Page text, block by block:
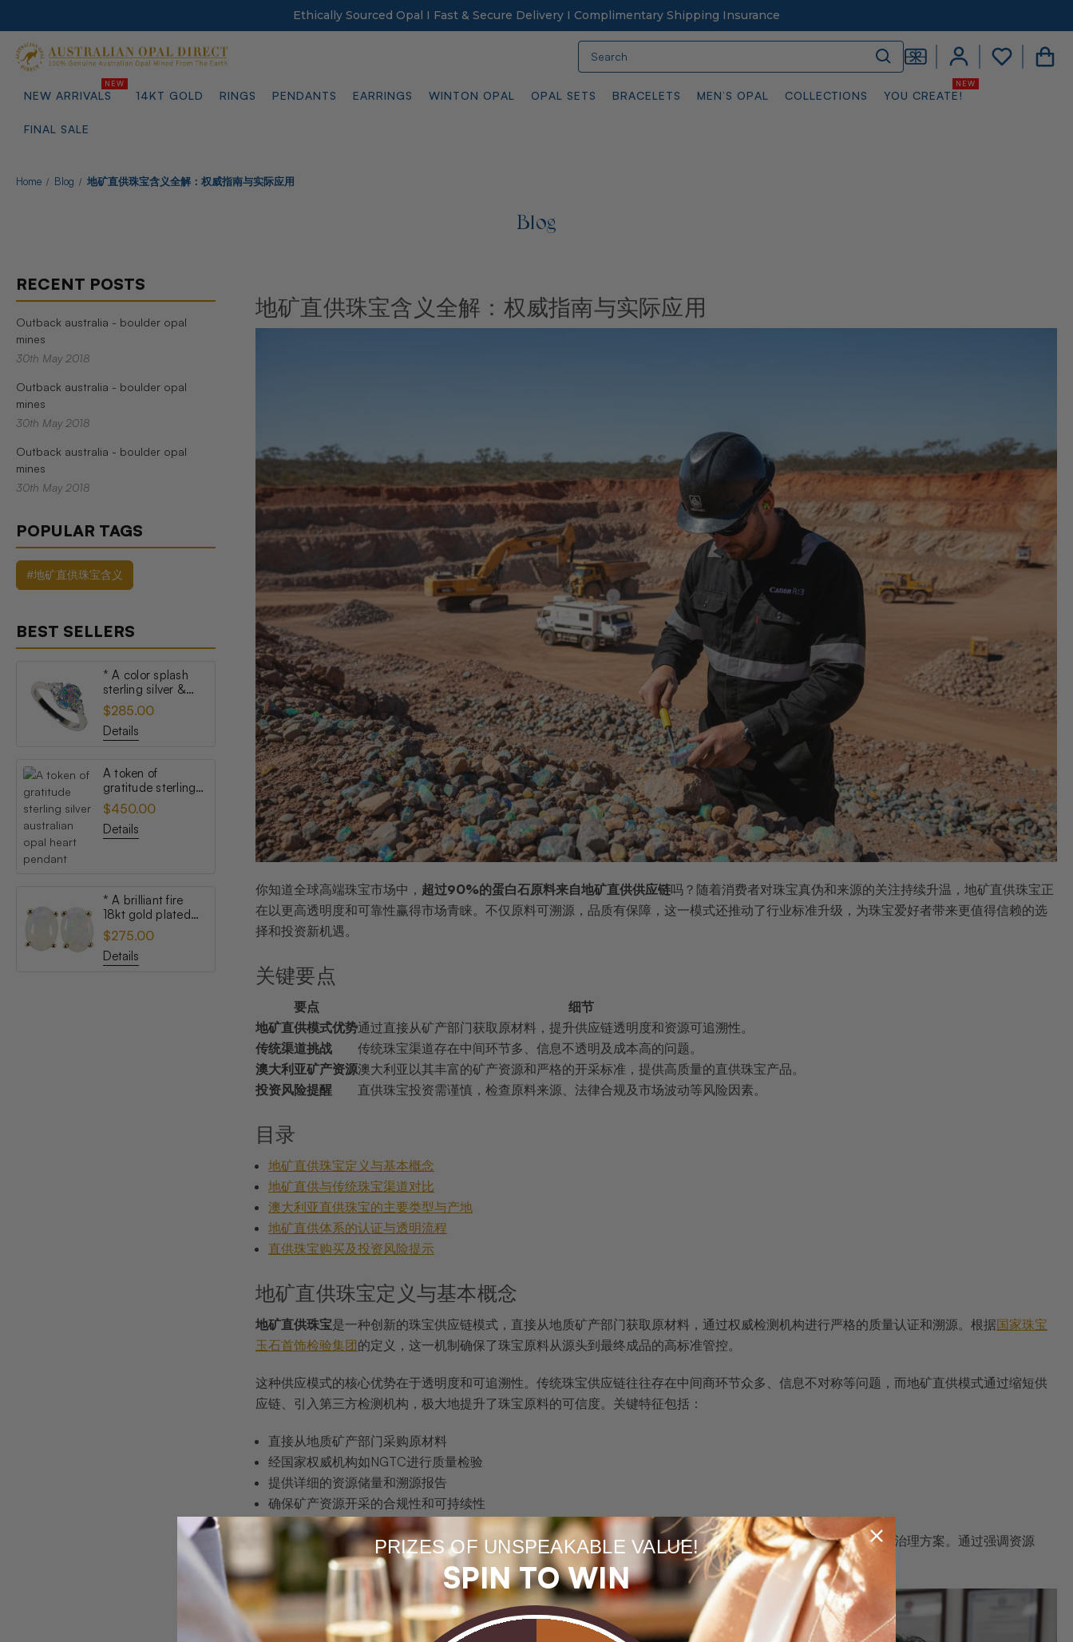
Ethically Sourced Opal I Fast & Secure Delivery I Complimentary Shipping Insurance
NEW ARRIVALS 14KT GOLD RINGS PENDANTS EARRINGS WINTON OPAL OPAL SETS BRACELETS MEN’S OPAL COLLECTIONS YOU CREATE!
FINAL SALE
Home Blog 地矿直供珠宝含义全解：权威指南与实际应用
Blog
RECENT POSTS
Outback australia - boulder opal
mines
30th May 2018
Outback australia - boulder opal
mines
30th May 2018
Outback australia - boulder opal
mines
30th May 2018
POPULAR TAGS
#地矿直供珠宝含义
BEST SELLERS
* A color splash
sterling silver &
topaz australian
opal ring
$285.00
Details
A token of
gratitude sterling
silver australian
opal heart pendant
$450.00
Details
* A brilliant fire
18kt gold plated
australian white
opal stud earrings
$275.00
Details
地矿直供珠宝含义全解：权威指南与实际应用
你知道全球高端珠宝市场中， 超过90%的蛋白石原料来自地矿直供供应链吗？随着消费者对珠宝真伪和来源的关注持续升温，地矿直供珠宝正
在以更高透明度和可靠性赢得市场青睐。不仅原料可溯源，品质有保障，这一模式还推动了行业标准升级，为珠宝爱好者带来更值得信赖的选
择和投资新机遇。
关键要点
要点
细节
地矿直供模式优势通过直接从矿产部门获取原材料，提升供应链透明度和资源可追溯性。
传统渠道挑战
传统珠宝渠道存在中间环节多、信息不透明及成本高的问题。
澳大利亚矿产资源澳大利亚以其丰富的矿产资源和严格的开采标准，提供高质量的直供珠宝产品。
投资风险提醒
直供珠宝投资需谨慎，检查原料来源、法律合规及市场波动等风险因素。
目录
地矿直供珠宝定义与基本概念
地矿直供与传统珠宝渠道对比
澳大利亚直供珠宝的主要类型与产地
地矿直供体系的认证与透明流程
直供珠宝购买及投资风险提示
地矿直供珠宝定义与基本概念
地矿直供珠宝是一种创新的珠宝供应链模式，直接从地质矿产部门获取原材料，通过权威检测机构进行严格的质量认证和溯源。根据国家珠宝
玉石首饰检验集团的定义，这一机制确保了珠宝原料从源头到最终成品的高标准管控。
这种供应模式的核心优势在于透明度和可追溯性。传统珠宝供应链往往存在中间商环节众多、信息不对称等问题，而地矿直供模式通过缩短供
应链、引入第三方检测机构，极大地提升了珠宝原料的可信度。关键特征包括：
直接从地质矿产部门采购原材料
经国家权威机构如NGTC进行质量检验
提供详细的资源储量和溯源报告
确保矿产资源开采的合规性和可持续性
从专业角度看，地矿直供珠宝不仅仅是一种采购模式，更是一种体现资源透明度、保护消费者权益的现代珠宝行业治理方案。通过强调资源
量、储量等关键指标，这一模式为珠宝爱好者提供了更加可靠和值得信赖的选择。
PRIZES OF UNSPEAKABLE VALUE!
SPIN TO WIN